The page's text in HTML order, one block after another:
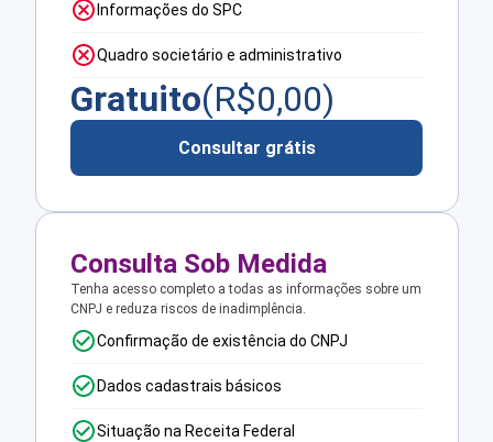
Informações do SPC
Quadro societário e administrativo
Gratuito(R$0,00)
Consultar grátis
Consulta Sob Medida
Tenha acesso completo a todas as informações sobre um
CNPJ e reduza riscos de inadimplência.
Confirmação de existência do CNPJ
Dados cadastrais básicos
Situação na Receita Federal